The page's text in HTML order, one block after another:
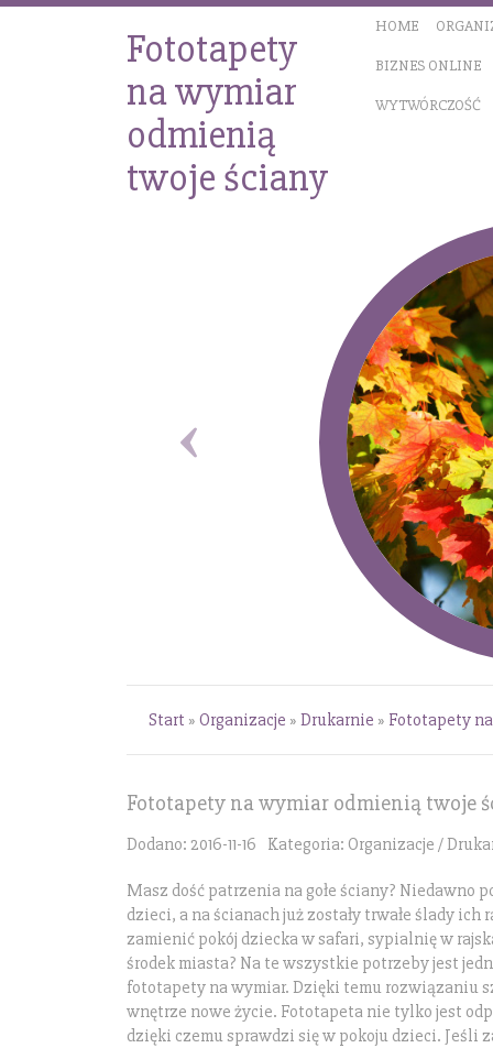
HOME
BIZNES ONLINE
WYTWÓRCZOŚĆ
Fototapety
na wymiar
odmienią
twoje ściany
Start » Organizacje » Drukarnie » Fototapety
Fototapety na wymiar odmienią twoje
Dodano: 2016-11-16 Kategoria: Organizacje /
Masz dość patrzenia na gołe ściany? Niedawno
dzieci, a na ścianach już zostały trwałe ślady ich
zamienić pokój dziecka w safari, sypialnię w
środek miasta? Na te wszystkie potrzeby jest
fototapety na wymiar. Dzięki temu rozwiązaniu
wnętrze nowe życie. Fototapeta nie tylko jest
dzięki czemu sprawdzi się w pokoju dzieci. Jeśli